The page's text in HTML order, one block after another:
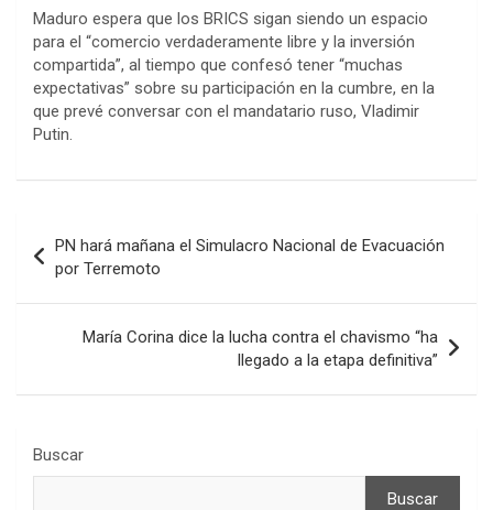
Maduro espera que los BRICS sigan siendo un espacio
para el “comercio verdaderamente libre y la inversión
compartida”, al tiempo que confesó tener “muchas
expectativas” sobre su participación en la cumbre, en la
que prevé conversar con el mandatario ruso, Vladimir
Putin.
de
entradas
PN hará mañana el Simulacro Nacional de Evacuación
por Terremoto
María Corina dice la lucha contra el chavismo “ha
llegado a la etapa definitiva”
Buscar
Buscar